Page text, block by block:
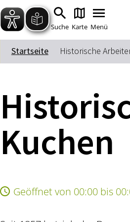
Suche Karte Menü
Startseite Historische
Kuchen
Geöffnet von 00:00 bis